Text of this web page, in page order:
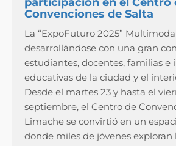
Convenciones de Salta
La “ExpoFuturo 2025”
desarrollándose con una gran
estudiantes, docentes, familias e
educativas de la ciudad y el
Desde el martes 23 y hasta el
septiembre, el Centro de
Limache se convirtió en un
donde miles de jóvenes